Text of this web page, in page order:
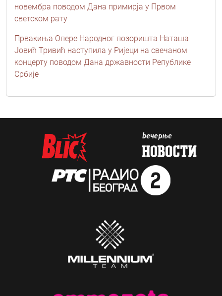
новембра поводом Дана примирја у Првом
светском рату
Првакиња Опере Народног позоришта Наташа
Јовић Тривић наступила у Ријеци на свечаном
концерту поводом Дана државности Републике
Србије